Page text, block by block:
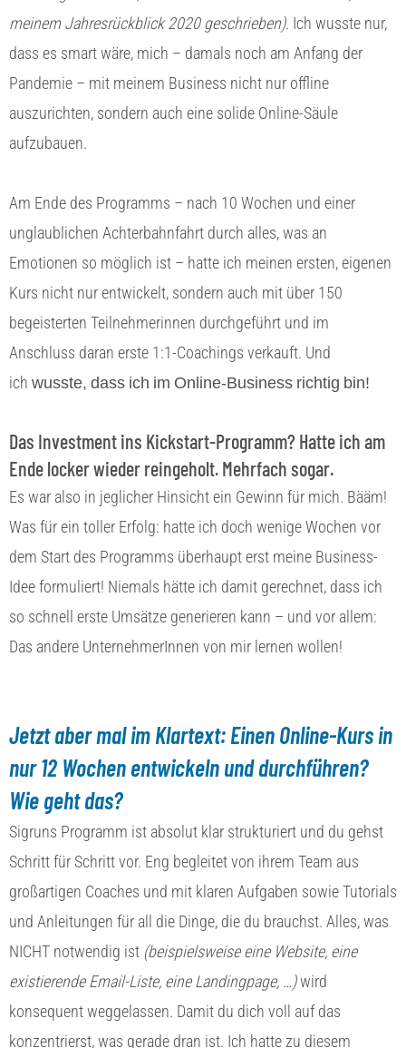
meinem Jahresrückblick 2020 geschrieben). Ich wusste nur,
dass es smart wäre, mich – damals noch am Anfang der
Pandemie – mit meinem Business nicht nur offline
auszurichten, sondern auch eine solide Online-Säule
aufzubauen.
Am Ende des Programms – nach 10 Wochen und einer
unglaublichen Achterbahnfahrt durch alles, was an
Emotionen so möglich ist – hatte ich meinen ersten, eigenen
Kurs nicht nur entwickelt, sondern auch mit über 150
begeisterten Teilnehmerinnen durchgeführt und im
Anschluss daran erste 1:1-Coachings verkauft. Und
ich wusste, dass ich im Online-Business richtig bin!
Das Investment ins Kickstart-Programm? Hatte ich am
Ende locker wieder reingeholt. Mehrfach sogar.
Es war also in jeglicher Hinsicht ein Gewinn für mich. Bääm!
Was für ein toller Erfolg: hatte ich doch wenige Wochen vor
dem Start des Programms überhaupt erst meine Business-
Idee formuliert! Niemals hätte ich damit gerechnet, dass ich
so schnell erste Umsätze generieren kann – und vor allem:
Das andere UnternehmerInnen von mir lernen wollen!
Jetzt aber mal im Klartext: Einen Online-Kurs in
nur 12 Wochen entwickeln und durchführen?
Wie geht das?
Sigruns Programm ist absolut klar strukturiert und du gehst
Schritt für Schritt vor. Eng begleitet von ihrem Team aus
großartigen Coaches und mit klaren Aufgaben sowie Tutorials
und Anleitungen für all die Dinge, die du brauchst. Alles, was
NICHT notwendig ist (beispielsweise eine Website, eine
existierende Email-Liste, eine Landingpage, …)wird
konsequent weggelassen. Damit du dich voll auf das
konzentrierst, was gerade dran ist. Ich hatte zu diesem